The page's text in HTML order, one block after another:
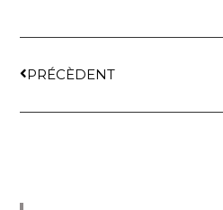
PRÉCÈDENT